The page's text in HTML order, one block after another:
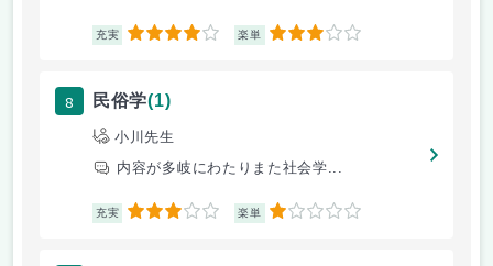
充実 4 楽単 3
8 民俗学(1)
小川先生
内容が多岐にわたりまた社会学...
充実 3 楽単 1